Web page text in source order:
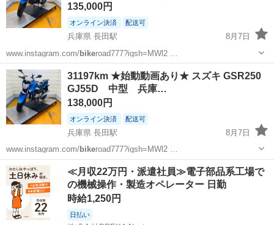
135,000円
オンライン決済 配送可
兵庫県 長田駅
8月7日
www.instagram.com/bikeroad777?igsh=MWl2 …
兵庫 神戸市 スズキ ジクサー
31197km ★始動動画あり★ スズキ GSR250
GJ55D 中型 兵庫…
138,000円
オンライン決済 配送可
兵庫県 長田駅
8月7日
www.instagram.com/bikeroad777?igsh=MWl2 …
兵庫 神戸市 長田駅 スズキ GSR
≪月収22万円・派遣社員≫電子部品系工場で
の機械操作・製造オペレーター 日勤
時給1,250円
日払い